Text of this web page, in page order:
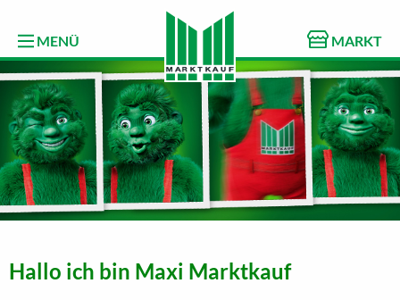
MENÜ MARKT
Hallo ich bin Maxi Marktkauf